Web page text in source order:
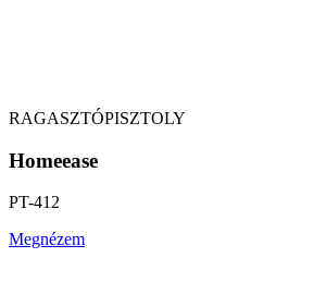
RAGASZTÓPISZTOLY
Homeease
PT-412
Megnézem